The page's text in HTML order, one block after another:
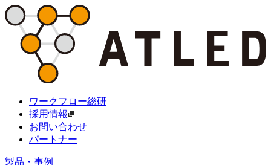
ワークフロー総研
採用情報
お問い合わせ
パートナー
製品・事例